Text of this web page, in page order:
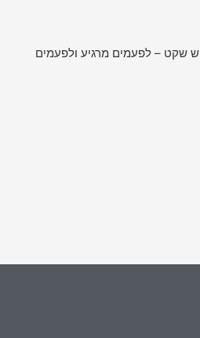
יש שקט – לפעמים מרגיע ולפעמים